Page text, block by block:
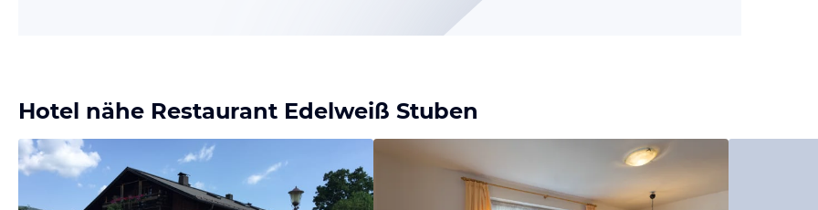
Hotel nähe Restaurant Edelweiß Stuben